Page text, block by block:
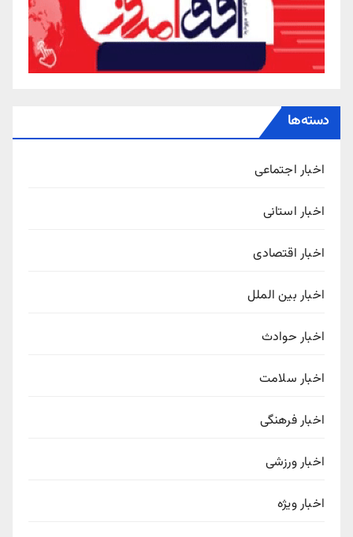
دسته‌ها
اخبار اجتماعی
اخبار استانی
اخبار اقتصادی
اخبار بین الملل
اخبار حوادث
اخبار سلامت
اخبار فرهنگی
اخبار ورزشی
اخبار ویژه